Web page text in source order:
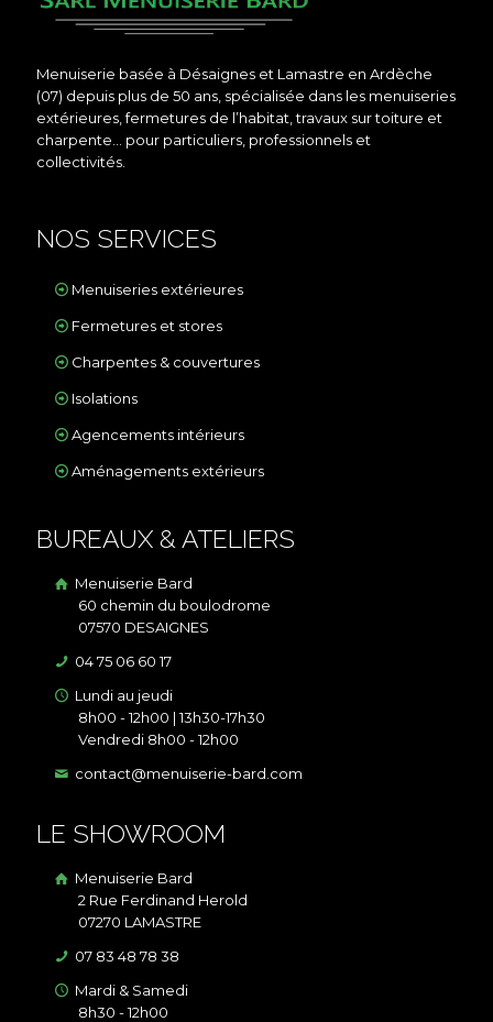
Menuiserie basée à Désaignes et Lamastre en Ardèche
(07) depuis plus de 50 ans, spécialisée dans les menuiseries
extérieures, fermetures de l’habitat, travaux sur toiture et
charpente… pour particuliers, professionnels et
collectivités.
NOS SERVICES
Menuiseries extérieures
Fermetures et stores
Charpentes & couvertures
Isolations
Agencements intérieurs
Aménagements extérieurs
BUREAUX & ATELIERS
Menuiserie Bard
60 chemin du boulodrome
07570 DESAIGNES
04 75 06 60 17
Lundi au jeudi
8h00 - 12h00 | 13h30-17h30
Vendredi 8h00 - 12h00
contact@menuiserie-bard.com
LE SHOWROOM
Menuiserie Bard
2 Rue Ferdinand Herold
07270 LAMASTRE
07 83 48 78 38
Mardi & Samedi
8h30 - 12h00